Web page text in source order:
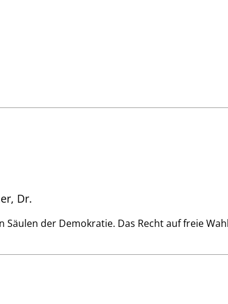
Dr.
der Demokratie. Das Recht auf freie